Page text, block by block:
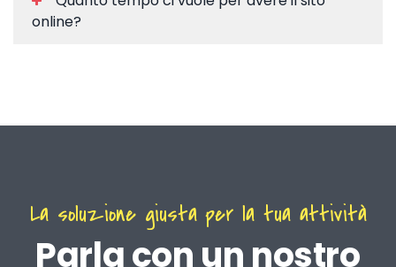
online?
La soluzione giusta per la tua attività
Parla con un nostro